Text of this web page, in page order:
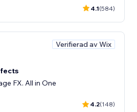
4.1(584)
Verifierad av Wix
FX. All in One
4.2(148)